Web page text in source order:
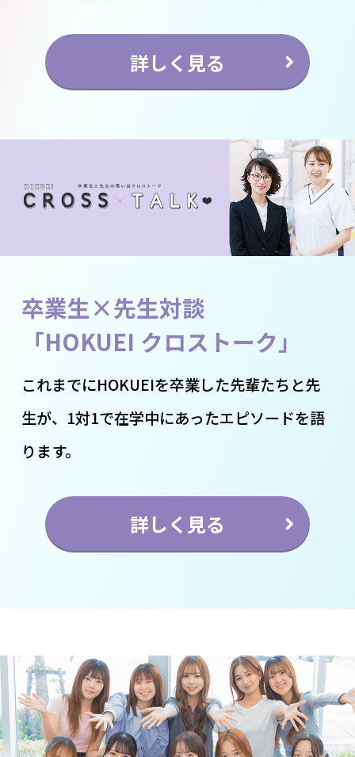
詳しく見る
卒業生×先生対談
「HOKUEI クロストーク」
これまでにHOKUEIを卒業した先輩たちと先
生が、1対1で在学中にあったエピソードを語
ります。
詳しく見る